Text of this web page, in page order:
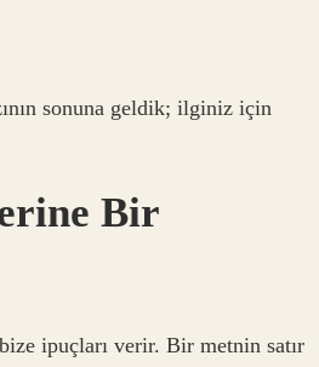
sonuna geldik; ilginiz için
Bir
bize ipuçları verir. Bir metnin satır